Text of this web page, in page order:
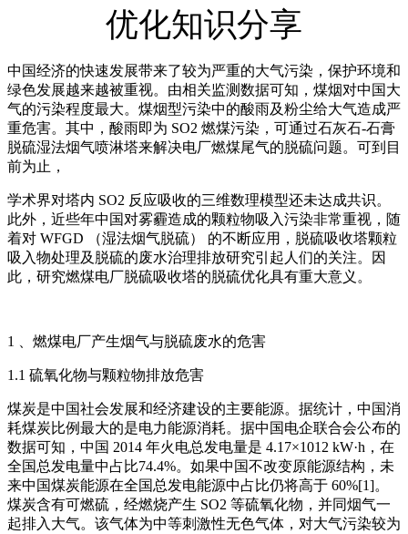
优化知识分享
中国经济的快速发展带来了较为严重的大气污染，保护环境和
绿色发展越来越被重视。由相关监测数据可知，煤烟对中国大
气的污染程度最大。煤烟型污染中的酸雨及粉尘给大气造成严
重危害。其中，酸雨即为 SO2 燃煤污染，可通过石灰石-石膏
脱硫湿法烟气喷淋塔来解决电厂燃煤尾气的脱硫问题。可到目
前为止，
学术界对塔内 SO2 反应吸收的三维数理模型还未达成共识。
此外，近些年中国对雾霾造成的颗粒物吸入污染非常重视，随
着对 WFGD （湿法烟气脱硫） 的不断应用，脱硫吸收塔颗粒
吸入物处理及脱硫的废水治理排放研究引起人们的关注。因
此，研究燃煤电厂脱硫吸收塔的脱硫优化具有重大意义。
1 、燃煤电厂产生烟气与脱硫废水的危害
1.1 硫氧化物与颗粒物排放危害
煤炭是中国社会发展和经济建设的主要能源。据统计，中国消
耗煤炭比例最大的是电力能源消耗。据中国电企联合会公布的
数据可知，中国 2014 年火电总发电量是 4.17×1012 kW·h，在
全国总发电量中占比74.4%。如果中国不改变原能源结构，未
来中国煤炭能源在全国总发电能源中占比仍将高于 60%[1]。
煤炭含有可燃硫，经燃烧产生 SO2 等硫氧化物，并同烟气一
起排入大气。该气体为中等刺激性无色气体，对大气污染较为